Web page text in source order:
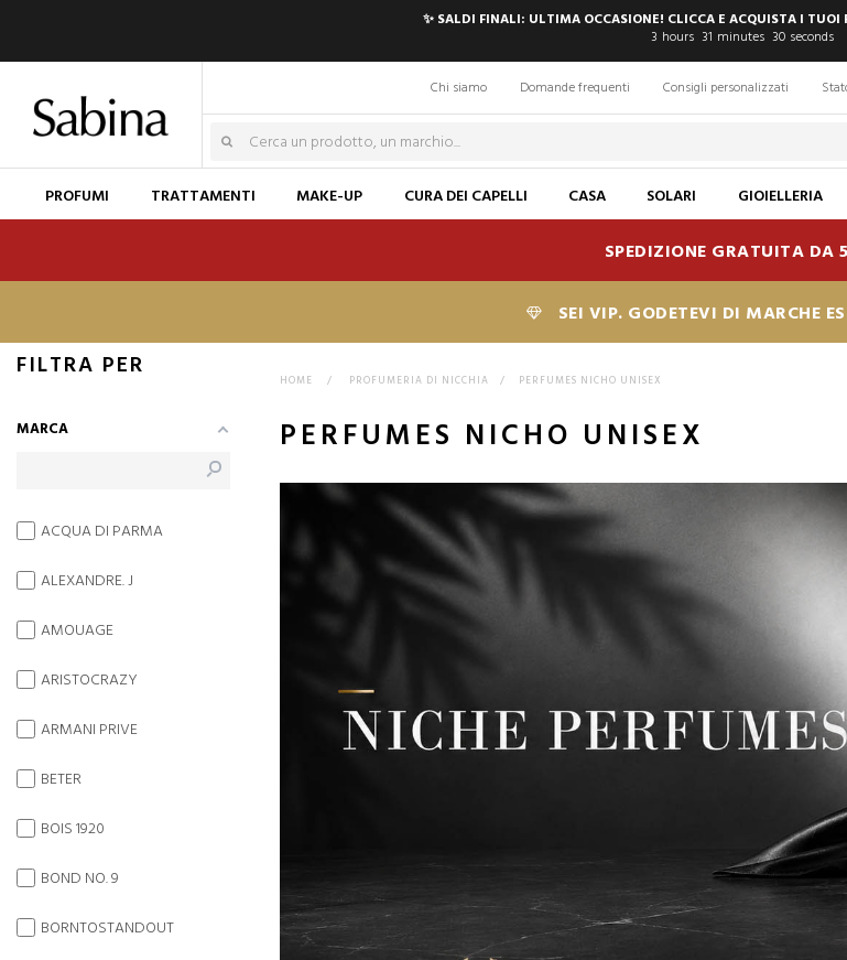
✨ SALDI FINALI: ULTIMA OCCASIONE! CLICCA E ACQUISTA I TUOI
3 hours 31 minutes 29 seconds
Chi siamo Domande frequenti Consigli personalizzati
PROFUMI TRATTAMENTI MAKE-UP CURA DEI CAPELLI CASA SOLARI GIOIELLERIA
SPEDIZIONE GRATUITA DA
SEI VIP. GODETEVI DI MARCHE
HOME > PROFUMERIA DI NICCHIA > PERFUMES NICHO UNISEX
PERFUMES NICHO UNISEX
FILTRA PER
MARCA
ACQUA DI PARMA
ALEXANDRE. J
AMOUAGE
ARISTOCRAZY
ARMANI PRIVE
BETER
BOIS 1920
BOND NO. 9
BORNTOSTANDOUT